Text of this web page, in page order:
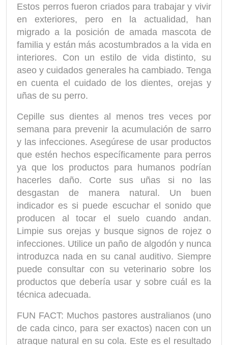
Estos perros fueron criados para trabajar y vivir
en exteriores, pero en la actualidad, han
migrado a la posición de amada mascota de
familia y están más acostumbrados a la vida en
interiores. Con un estilo de vida distinto, su
aseo y cuidados generales ha cambiado. Tenga
en cuenta el cuidado de los dientes, orejas y
uñas de su perro.
Cepille sus dientes al menos tres veces por
semana para prevenir la acumulación de sarro
y las infecciones. Asegúrese de usar productos
que estén hechos específicamente para perros
ya que los productos para humanos podrían
hacerles daño. Corte sus uñas si no las
desgastan de manera natural. Un buen
indicador es si puede escuchar el sonido que
producen al tocar el suelo cuando andan.
Limpie sus orejas y busque signos de rojez o
infecciones. Utilice un paño de algodón y nunca
introduzca nada en su canal auditivo. Siempre
puede consultar con su veterinario sobre los
productos que debería usar y sobre cuál es la
técnica adecuada.
FUN FACT: Muchos pastores australianos (uno
de cada cinco, para ser exactos) nacen con un
atraque natural en su cola. Este es el resultado